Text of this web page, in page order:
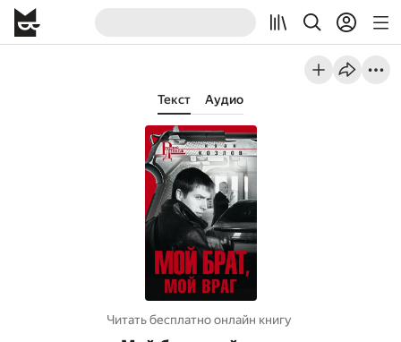
Текст Аудио
Читать бесплатно онлайн книгу